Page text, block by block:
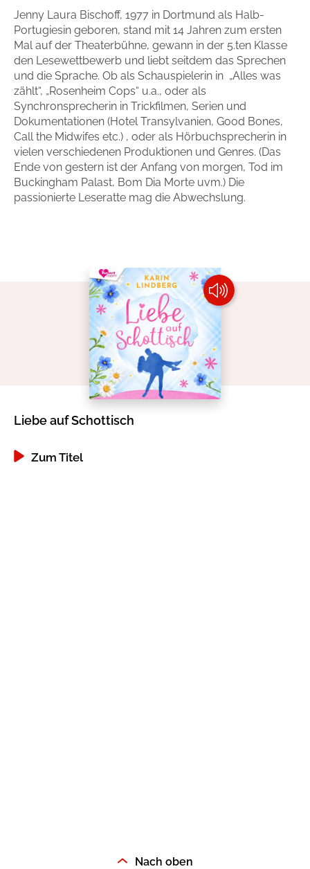
Zum Titel
Ratgeber und Sachbuch
Reihen
Gib dem Monster keine Schokolade
Indigo Wild - Folge 1
Zum Titel
Handel
Presse
Blogger und Influencer
Autorinnen und Autoren
Jenny Laura Bischoff, 1977 in Dortmund als Halb-
Portugiesin geboren, stand mit 14 Jahren zum ersten
Mal auf der Theaterbühne, gewann in der 5.ten Klasse
den Lesewettbewerb und liebt seitdem das Sprechen
und die Sprache. Ob als Schauspielerin in „Alles was
zählt“, „Rosenheim Cops“ u.a., oder als
Synchronsprecherin in Trickfilmen, Serien und
Dokumentationen (Hotel Transylvanien, Good Bones,
Call the Midwifes etc.) , oder als Hörbuchsprecherin in
vielen verschiedenen Produktionen und Genres. (Das
Ende von gestern ist der Anfang von morgen, Tod im
Buckingham Palast, Bom Dia Morte uvm.) Die
passionierte Leseratte mag die Abwechslung.
Liebe auf Schottisch
Zum Titel
Nach oben